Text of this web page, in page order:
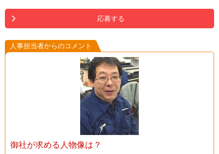
応募する
人事担当者からのコメント
御社が求める人物像は？